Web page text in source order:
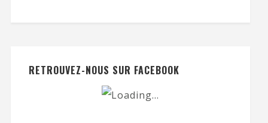
RETROUVEZ-NOUS SUR FACEBOOK